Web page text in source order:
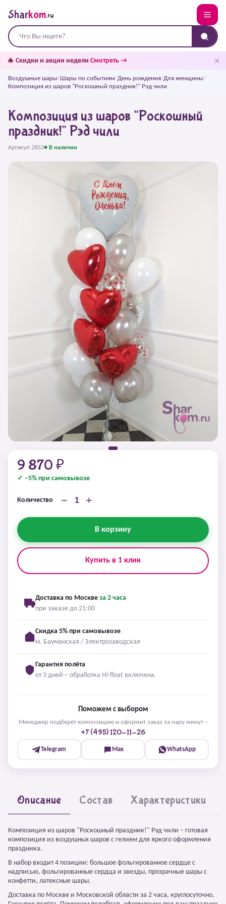
Sharkom.ru
🔥 Скидки и акции недели Смотреть → ✕
Воздушные шары/Шары по событиям/День рождения/Для женщины/
Композиция из шаров "Роскошный праздник!" Рэд чили
Композиция из шаров "Роскошный
праздник!" Рэд чили
Артикул: 2653● В наличии
9 870 ₽
✓ −5% при самовывозе
Количество − +
В корзину
Купить в 1 клик
Доставка по Москве за 2 часа
при заказе до 21:00
Скидка 5% при самовывозе
м. Бауманская / Электрозаводская
Гарантия полёта
от 3 дней – обработка Hi-float включена.
Поможем с выбором
Менеджер подберёт композицию и оформит заказ за пару минут –
+7 (495) 120-11-26
Telegram Max WhatsApp
Описание Состав Характеристики
Композиция из шаров "Роскошный праздник!" Рэд чили – готовая
композиция из воздушных шаров с гелием для яркого оформления
праздника.
В набор входит 4 позиции: большое фольгированное сердце с
надписью, фольгированные сердца и звезды, прозрачные шары с
конфетти, латексные шары.
Доставка по Москве и Московской области за 2 часа, круглосуточно.